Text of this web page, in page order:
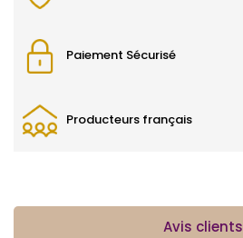
Paiement Sécurisé
Producteurs français
Avis clients